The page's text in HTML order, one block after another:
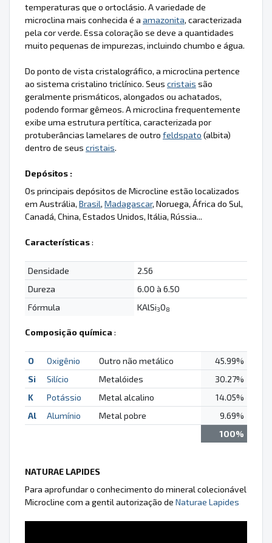
temperaturas que o ortoclásio. A variedade de
microclina mais conhecida é a amazonita, caracterizada
pela cor verde. Essa coloração se deve a quantidades
muito pequenas de impurezas, incluindo chumbo e água.
Do ponto de vista cristalográfico, a microclina pertence
ao sistema cristalino triclínico. Seus cristais são
geralmente prismáticos, alongados ou achatados,
podendo formar gêmeos. A microclina frequentemente
exibe uma estrutura pertítica, caracterizada por
protuberâncias lamelares de outro feldspato (albita)
dentro de seus cristais.
Depósitos :
Os principais depósitos de Microcline estão localizados
em Austrália, Brasil, Madagascar, Noruega, África do Sul,
Canadá, China, Estados Unidos, Itália, Rússia...
Características:
Densidade
2.56
Dureza
6.00 à 6.50
Fórmula
KAlSi3O8
Composição química :
O Oxigênio Outro não metálico
45.99%
Si
Silício Metalóides
30.27%
K
Potássio Metal alcalino
14.05%
Al
Alumínio Metal pobre
9.69%
100%
NATURAE LAPIDES
Para aprofundar o conhecimento do mineral colecionável
Microcline com a gentil autorização de Naturae Lapides